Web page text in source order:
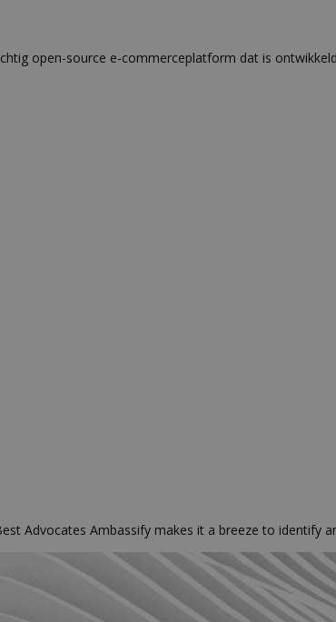
open-source e-commerceplatform dat is
Advocates Ambassify makes it a breeze to